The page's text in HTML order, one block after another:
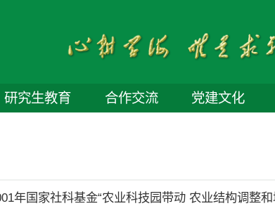
研究生教育 合作交流 党建文化